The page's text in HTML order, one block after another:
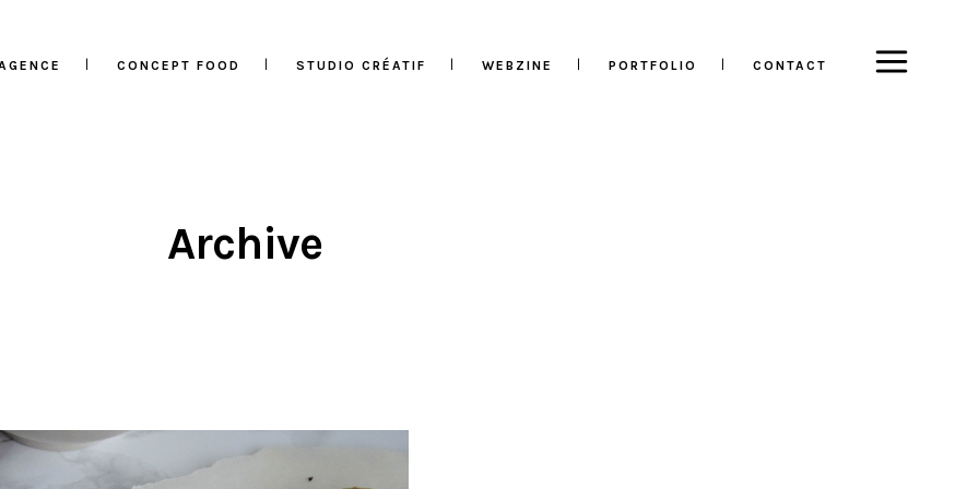
CONCEPT FOOD STUDIO CRÉATIF WEBZINE PORTFOLIO CONTACT
Archive